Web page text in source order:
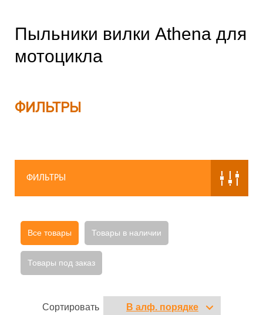
Пыльники вилки Athena для
мотоцикла
ФИЛЬТРЫ
ФИЛЬТРЫ
Все товары Товары в наличии
Товары под заказ
Сортировать